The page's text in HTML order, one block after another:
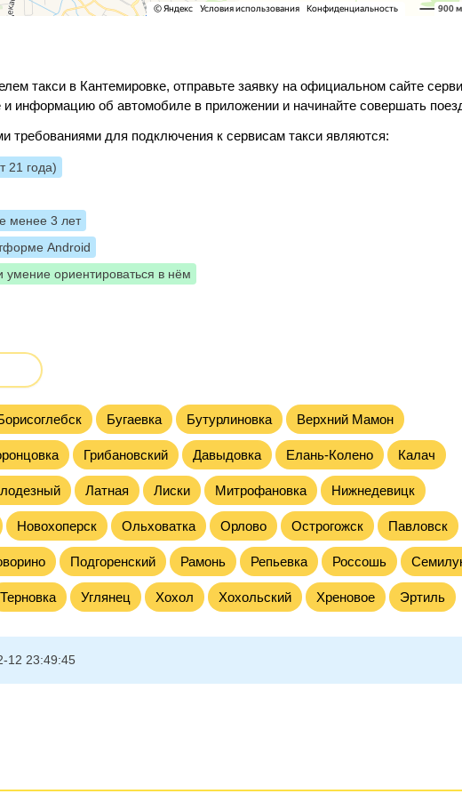
такси в Кантемировке, отправьте заявку на официальном сайте
и информацию об автомобиле в приложении и начинайте совершать
требованиями для подключения к сервисам такси являются:
21 года)
менее 3 лет
Android
умение ориентироваться в нём
Бугаевка Бутурлиновка Верхний Мамон
Грибановский Давыдовка Елань-Колено Калач
Латная Лиски Митрофановка Нижнедевицк
Новохоперск Ольховатка Орлово Острогожск Павловск
Подгоренский Рамонь Репьевка Россошь
Терновка Углянец Хохол Хохольский Хреновое Эртиль
12 23:49:45